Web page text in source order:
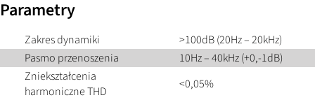
Parametry
Zakres dynamiki
>100dB (20Hz – 20kHz)
Pasmo przenoszenia
10Hz – 40kHz (+0,-1dB)
Zniekształcenia
harmoniczne THD
<0,05%